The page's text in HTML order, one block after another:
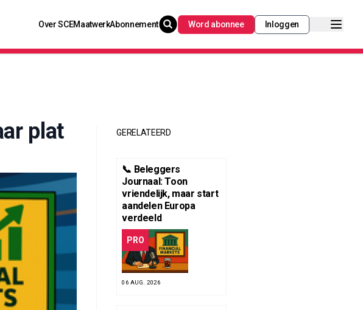
Over SCEMaatwerkAbonnement Word abonnee Inloggen
plat
GERELATEERD
📞 Beleggers
Journaal: Toon
vriendelijk, maar start
aandelen Europa
verdeeld
PRO
06 AUG. 2026